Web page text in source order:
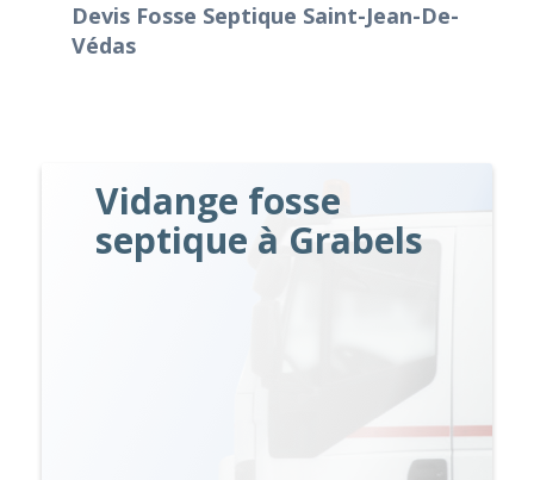
Devis Fosse Septique Saint-Jean-De-
Védas
Vidange fosse
septique à Grabels